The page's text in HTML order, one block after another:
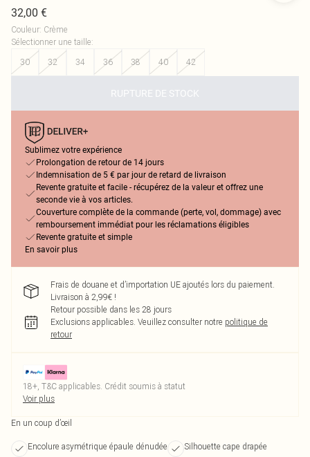
32,00 €
Couleur: Crème
Sélectionner une taille:
30
32 34 36 38 40 42
RUPTURE DE STOCK
Sublimez votre expérience
Prolongation de retour de 14 jours
Indemnisation de 5 € par jour de retard de livraison
Revente gratuite et facile - récupérez de la valeur et offrez une
seconde vie à vos articles.
Couverture complète de la commande (perte, vol, dommage) avec
remboursement immédiat pour les réclamations éligibles
Revente gratuite et simple
En savoir plus
Frais de douane et d’importation UE ajoutés lors du paiement.
Livraison à 2,99€ !
Retour possible dans les 28 jours
Exclusions applicables. Veuillez consulter notre politique de
retour
18+, T&C applicables. Crédit soumis à statut
Voir plus
En un coup d’œil
Encolure asymétrique épaule dénudée
Silhouette cape drapée